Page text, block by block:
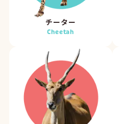
チーター
Cheetah